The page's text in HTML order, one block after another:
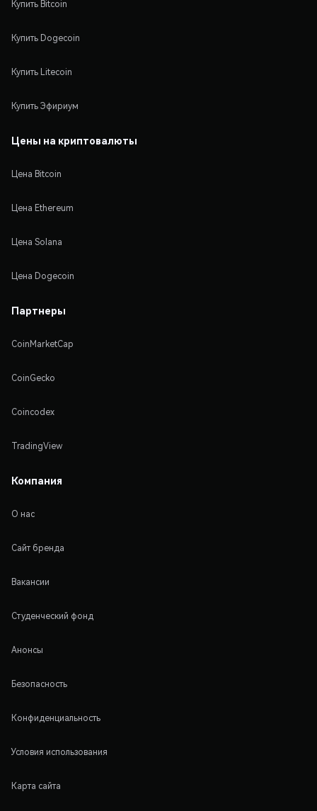
Купить Bitcoin
Купить Dogecoin
Купить Litecoin
Купить Эфириум
Цены на криптовалюты
Цена Bitcoin
Цена Ethereum
Цена Solana
Цена Dogecoin
Партнеры
CoinMarketCap
CoinGecko
Coincodex
TradingView
Компания
О нас
Сайт бренда
Вакансии
Студенческий фонд
Анонсы
Безопасность
Конфиденциальность
Условия использования
Карта сайта